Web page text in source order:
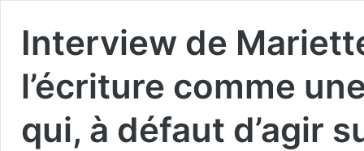
Interview de
l’écriture comme
qui, à défaut d’agir